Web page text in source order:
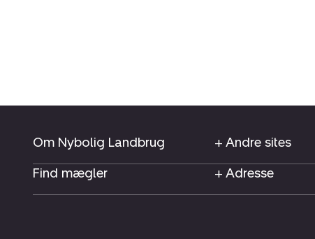
Om Nybolig Landbrug
Andre sites
Find mægler
Adresse